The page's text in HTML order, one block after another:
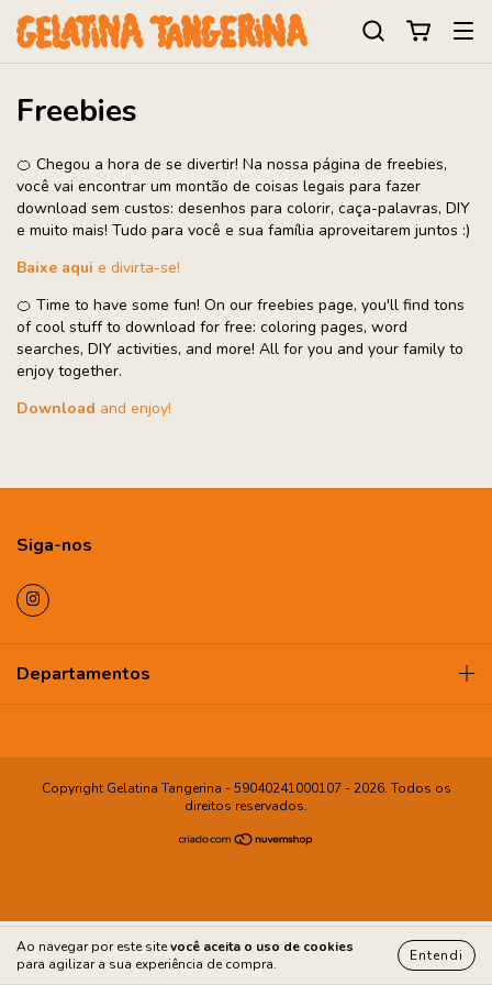
Ao navegar por este sitevocê aceita o uso de cookies
para agilizar a sua experiência de compra.
Entendi
Freebies
🍊 Chegou a hora de se divertir! Na nossa página de freebies,
você vai encontrar um montão de coisas legais para fazer
download sem custos: desenhos para colorir, caça-palavras, DIY
e muito mais! Tudo para você e sua família aproveitarem juntos :)
Baixe aqui e divirta-se!
🍊 Time to have some fun! On our freebies page, you'll find tons
of cool stuff to download for free: coloring pages, word
searches, DIY activities, and more! All for you and your family to
enjoy together.
Download and enjoy!
Siga-nos
Departamentos
Copyright Gelatina Tangerina - 59040241000107 - 2026. Todos os
direitos reservados.